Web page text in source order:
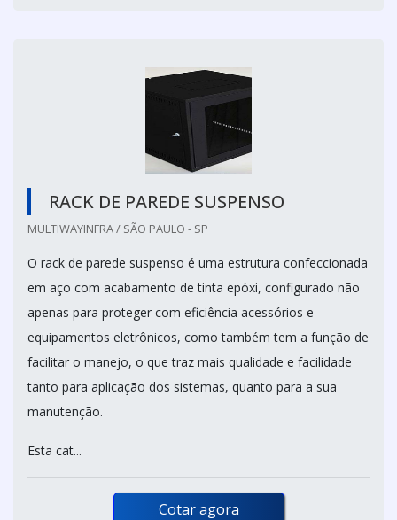
RACK DE PAREDE SUSPENSO
MULTIWAYINFRA / SÃO PAULO - SP
O rack de parede suspenso é uma estrutura confeccionada
em aço com acabamento de tinta epóxi, configurado não
apenas para proteger com eficiência acessórios e
equipamentos eletrônicos, como também tem a função de
facilitar o manejo, o que traz mais qualidade e facilidade
tanto para aplicação dos sistemas, quanto para a sua
manutenção.
Esta cat...
Cotar agora